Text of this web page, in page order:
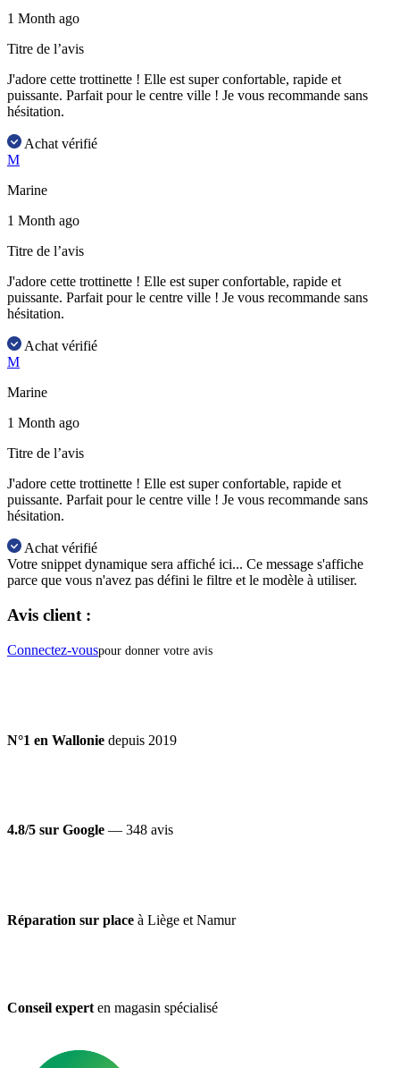
1 Month ago
Titre de l’avis
J'adore cette trottinette ! Elle est super confortable, rapide et
puissante. Parfait pour le centre ville ! Je vous recommande sans
hésitation.
Achat vérifié
M
Marine
1 Month ago
Titre de l’avis
J'adore cette trottinette ! Elle est super confortable, rapide et
puissante. Parfait pour le centre ville ! Je vous recommande sans
hésitation.
Achat vérifié
M
Marine
1 Month ago
Titre de l’avis
J'adore cette trottinette ! Elle est super confortable, rapide et
puissante. Parfait pour le centre ville ! Je vous recommande sans
hésitation.
Achat vérifié
Votre snippet dynamique sera affiché ici... Ce message s'affiche
parce que vous n'avez pas défini le filtre et le modèle à utiliser.
Avis client :
Connectez-vouspour donner votre avis
N°1 en Wallonie depuis 2019
4.8/5 sur Google — 348 avis
Réparation sur place à Liège et Namur
Conseil expert en magasin spécialisé